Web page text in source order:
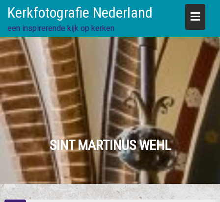
content
Kerkfotografie Nederland
een inspirerende kijk op kerken
SINT MARTINUS WEHL